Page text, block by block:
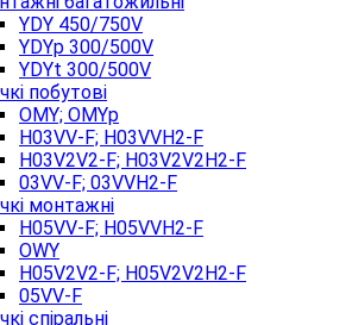
YDY 450/750V
YDYp 300/500V
YDYt 300/500V
побутові
OMY; OMYp
H03VV-F; H03VVH2-F
H03V2V2-F; H03V2V2H2-F
03VV-F; 03VVH2-F
монтажні
H05VV-F; H05VVH2-F
OWY
H05V2V2-F; H05V2V2H2-F
05VV-F
спіральні